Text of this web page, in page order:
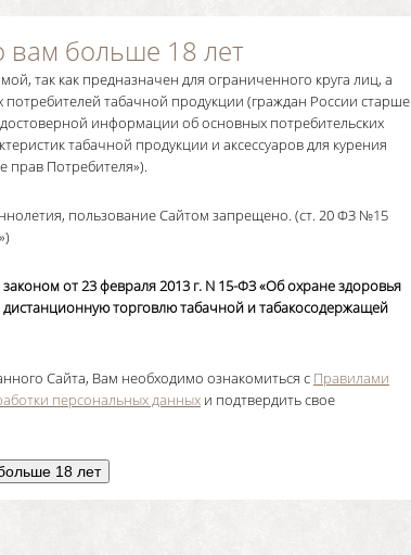
вам больше 18 лет
так как предназначен для ограниченного круга лиц, а
табачной продукции (граждан России старше
информации об основных потребительских
табачной продукции и аксессуаров для курения
прав Потребителя»).
пользование Сайтом запрещено. (ст. 20 ФЗ №15
от 23 февраля 2013 г. N 15-ФЗ «Об охране здоровья
торговлю табачной и табакосодержащей
Сайта, Вам необходимо ознакомиться с Правилами
персональных данных и подтвердить свое
18 лет